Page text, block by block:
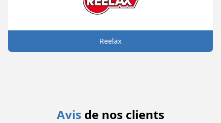
Reelax
Avis de nos clients